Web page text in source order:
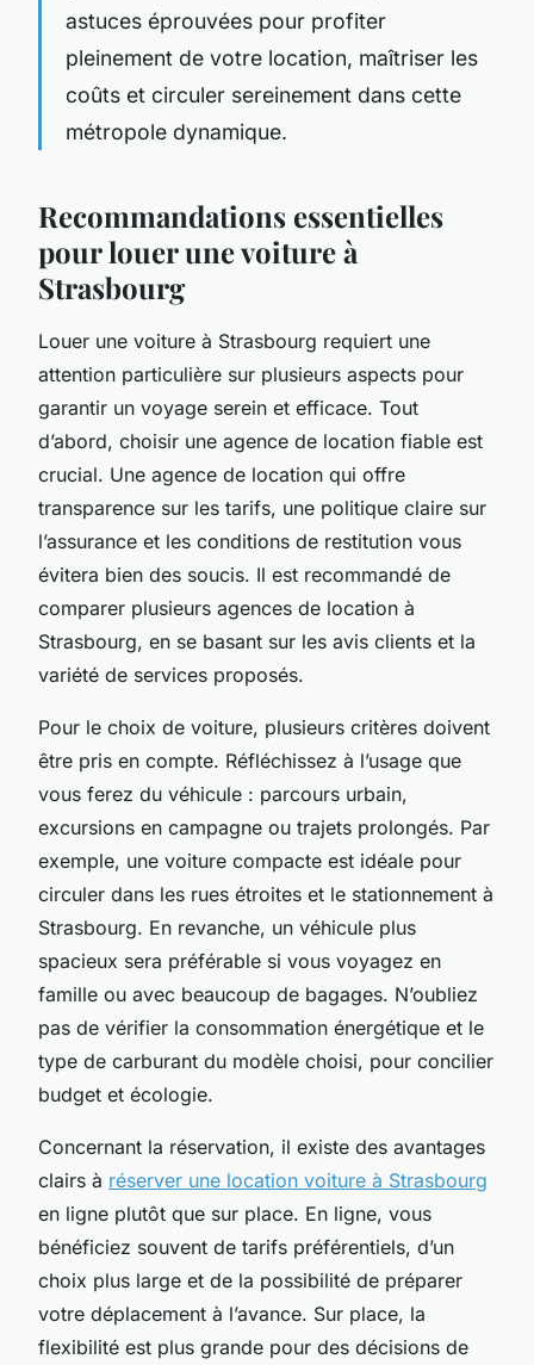
astuces éprouvées pour profiter
pleinement de votre location, maîtriser les
coûts et circuler sereinement dans cette
métropole dynamique.
Recommandations essentielles
pour louer une voiture à
Strasbourg
Louer une voiture à Strasbourg requiert une
attention particulière sur plusieurs aspects pour
garantir un voyage serein et efficace. Tout
d’abord, choisir une agence de location fiable est
crucial. Une agence de location qui offre
transparence sur les tarifs, une politique claire sur
l’assurance et les conditions de restitution vous
évitera bien des soucis. Il est recommandé de
comparer plusieurs agences de location à
Strasbourg, en se basant sur les avis clients et la
variété de services proposés.
Pour le choix de voiture, plusieurs critères doivent
être pris en compte. Réfléchissez à l’usage que
vous ferez du véhicule : parcours urbain,
excursions en campagne ou trajets prolongés. Par
exemple, une voiture compacte est idéale pour
circuler dans les rues étroites et le stationnement à
Strasbourg. En revanche, un véhicule plus
spacieux sera préférable si vous voyagez en
famille ou avec beaucoup de bagages. N’oubliez
pas de vérifier la consommation énergétique et le
type de carburant du modèle choisi, pour concilier
budget et écologie.
Concernant la réservation, il existe des avantages
clairs à réserver une location voiture à Strasbourg
en ligne plutôt que sur place. En ligne, vous
bénéficiez souvent de tarifs préférentiels, d’un
choix plus large et de la possibilité de préparer
votre déplacement à l’avance. Sur place, la
flexibilité est plus grande pour des décisions de